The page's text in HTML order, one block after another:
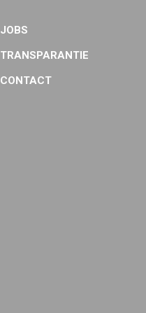
JOBS
TRANSPARANTIE
CONTACT